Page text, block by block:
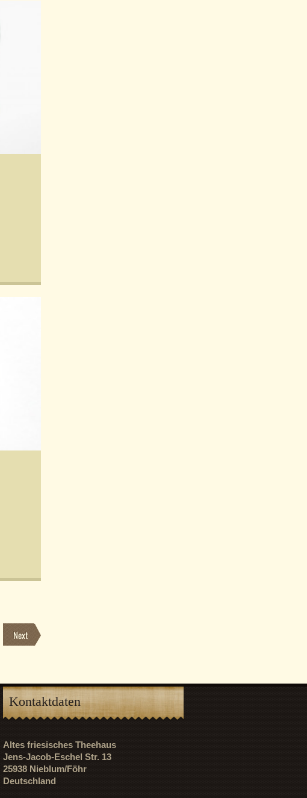
Next
Kontaktdaten
Altes friesisches Theehaus
Jens-Jacob-Eschel Str. 13
25938 Nieblum/Föhr
Deutschland